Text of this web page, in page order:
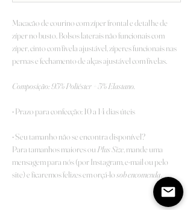
Macacão de courino com zíper frontal e detalhe de
zíper no busto. Bolsos laterais não funcionais com
zíper, cinto com fivela ajustável, zíperes funcionais nas
pernas e fechamento de alças ajustável com fivelas.
Composição: 95% Poliéster + 5% Elastano.
• Prazo para confecção: 10 a 14 dias úteis
• Seu tamanho não se encontra disponível?
Para tamanhos maiores ou Plus Size, mande uma
mensagem para nós (por Instagram, e-mail ou pelo
site) e ficaremos felizes em orçá-losob encomenda.